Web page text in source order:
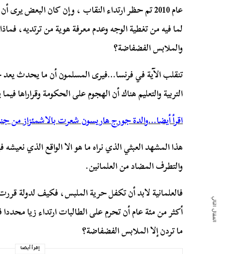
عام 2010 تم حظر ارتداء النقاب ، وإن كان البعض
لما فيه من تغطية الوجه وعدم معرفة هوية من ترتديه،
والملابس الفضفاضة؟
تنقلب الآية في فرنسا…فيرى المسلمون أن ما يحدث يعد
التربية والتعليم هناك أن الهجوم على الحكومة وقراراها
اقرأ أيضا…والدة جورج هاريسون شعرت بالاشمئزاز من
هذا المشهد العبثي الذي نراه ما هو الا الواقع الذي
والتطرف المضاد من العلمانين.
فالعلمانية لابد أن تكفل حرية الملبس، فكيف لدولة
أكثر من مئة عام أن تحرم على الطالبات ارتداء زيا
ما تردن إلا الملابس الفضفاضة؟
إقرأ أيضا
المقال التالي